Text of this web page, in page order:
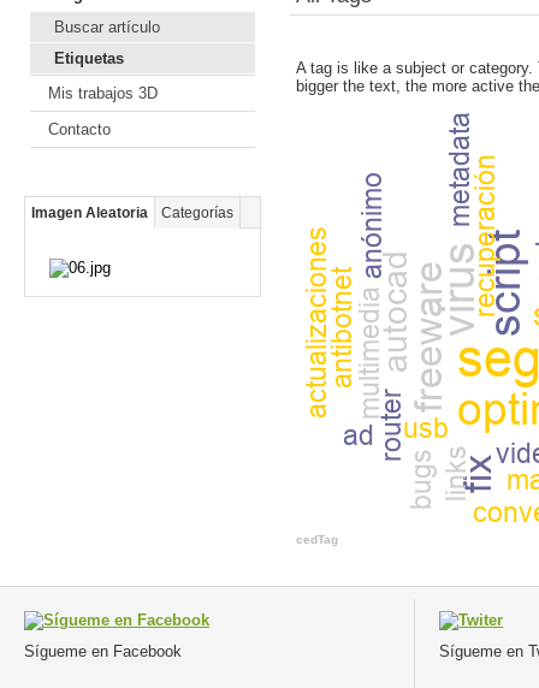
Buscar artículo
Etiquetas
Mis trabajos 3D
Contacto
Imagen Aleatoria Categorías
A tag is like a subject or
bigger the text, the more active
cedTag
Sígueme en Facebook Sígueme en